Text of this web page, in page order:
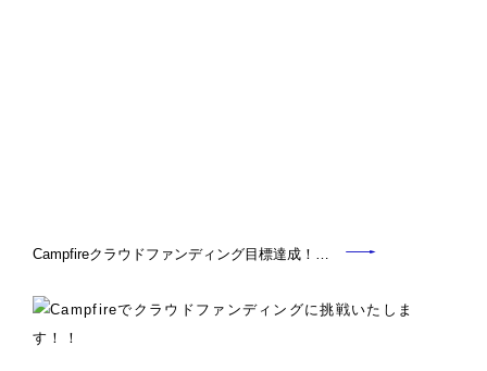
Campfireクラウドファンディング目標達成！…